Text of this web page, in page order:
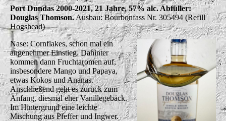
Port Dundas 2000-2021, 21 Jahre, 57% alc. Abfüller:
Douglas Thomson.Ausbau: Bourbonfass Nr. 305494 (Refill
Hogshead)
Nase: Cornflakes, schon mal ein
angenehmer Einstieg. Dahinter
kommen dann Fruchtaromen auf,
insbesondere Mango und Papaya,
etwas Kokos und Ananas.
Anschließend geht es zurück zum
Anfang, diesmal eher Vanillegebäck.
Im Hintergrund eine leichte
Mischung aus Pfeffer und Ingwer.